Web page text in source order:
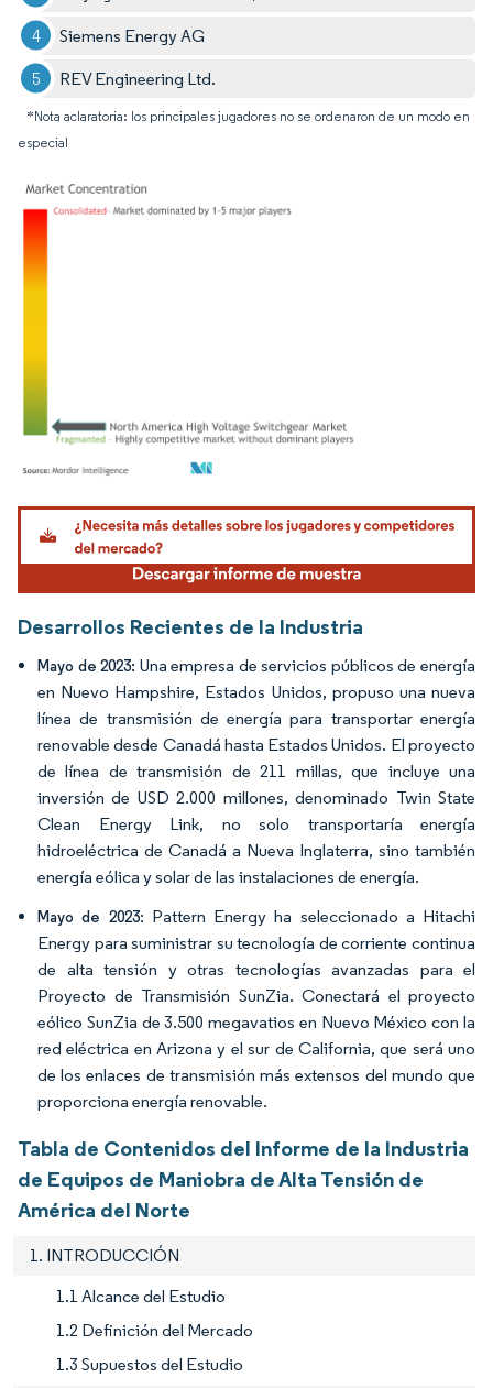
Siemens Energy AG
REV Engineering Ltd.
*Nota aclaratoria: los principales jugadores no se ordenaron de un modo en
especial
Imagen © Mordor Intelligence. El uso requiere atribución según CC BY 4.0.
Desarrollos Recientes de la Industria
Mayo de 2023: Una empresa de servicios públicos de energía
en Nuevo Hampshire, Estados Unidos, propuso una nueva
línea de transmisión de energía para transportar energía
renovable desde Canadá hasta Estados Unidos. El proyecto
de línea de transmisión de 211 millas, que incluye una
inversión de USD 2.000 millones, denominado Twin State
Clean Energy Link, no solo transportaría energía
hidroeléctrica de Canadá a Nueva Inglaterra, sino también
energía eólica y solar de las instalaciones de energía.
Mayo de 2023: Pattern Energy ha seleccionado a Hitachi
Energy para suministrar su tecnología de corriente continua
de alta tensión y otras tecnologías avanzadas para el
Proyecto de Transmisión SunZia. Conectará el proyecto
eólico SunZia de 3.500 megavatios en Nuevo México con la
red eléctrica en Arizona y el sur de California, que será uno
de los enlaces de transmisión más extensos del mundo que
proporciona energía renovable.
Tabla de Contenidos del Informe de la Industria
de Equipos de Maniobra de Alta Tensión de
América del Norte
1. INTRODUCCIÓN
1.1 Alcance del Estudio
1.2 Definición del Mercado
1.3 Supuestos del Estudio